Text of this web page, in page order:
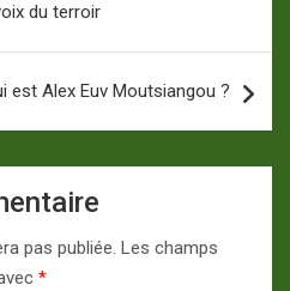
du terroir
est Alex Euv Moutsiangou ?
pas publiée. Les champs
*